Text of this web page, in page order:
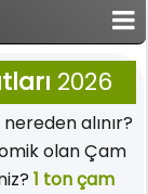
2026
nereden alınır?
olan Çam
1 ton çam